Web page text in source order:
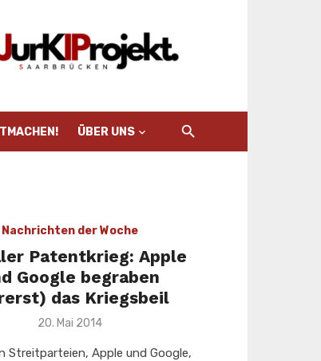
ÜBER UNS
Nachrichten der Woche
Patentkrieg: Apple
Google begraben
das Kriegsbeil
Veröffentlicht
20. Mai 2014
Streitparteien, Apple und Google,